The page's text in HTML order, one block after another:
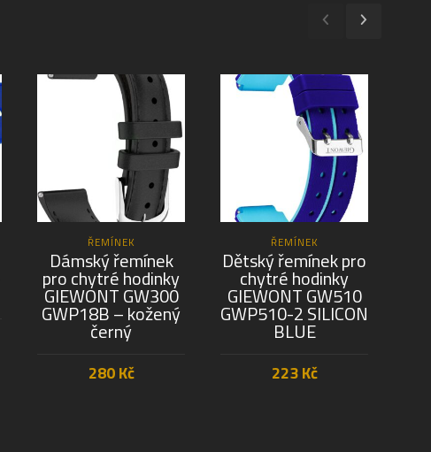
ŘEMÍNEK
Dámský řemínek
pro chytré hodinky
GIEWONT GW300
GWP18B – kožený
černý
280Kč
ŘEMÍNEK
Dětský řemínek pro
chytré hodinky
GIEWONT GW510
GWP510-2 SILICON
BLUE
223Kč